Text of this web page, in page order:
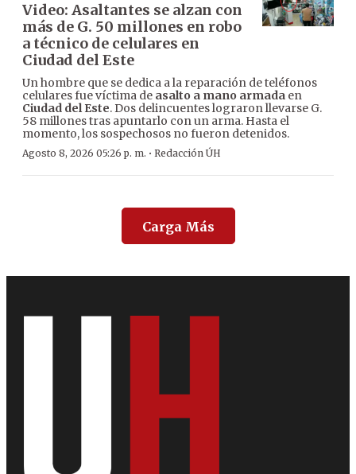
Video: Asaltantes se alzan con
más de G. 50 millones en robo
a técnico de celulares en
Ciudad del Este
Un hombre que se dedica a la reparación de teléfonos
celulares fue víctima de asalto a mano armada en
Ciudad del Este. Dos delincuentes lograron llevarse G.
58 millones tras apuntarlo con un arma. Hasta el
momento, los sospechosos no fueron detenidos.
Agosto 8, 2026 05:26 p. m. · Redacción ÚH
Carga Más